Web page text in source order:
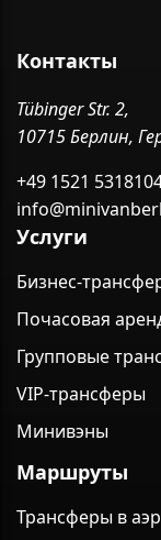
Контакты
Tübinger Str. 2,
10715 Берлин,
+49 1521
Услуги
Бизнес-
Почасовая
Групповые
VIP-трансферы
Минивэны
Маршруты
Трансферы в